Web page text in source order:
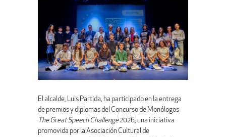
El alcalde, Luis Partida, ha participado en la entrega
de premios y diplomas del Concurso de Monólogos
The Great Speech Challenge2026, una iniciativa
promovida por la Asociación Cultural de